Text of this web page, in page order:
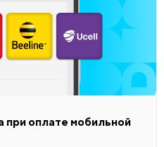
при оплате мобильной